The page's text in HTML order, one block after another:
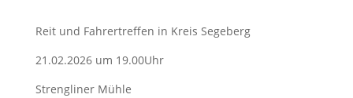
Reit und Fahrertreffen in Kreis Segeberg
21.02.2026 um 19.00Uhr
Strengliner Mühle